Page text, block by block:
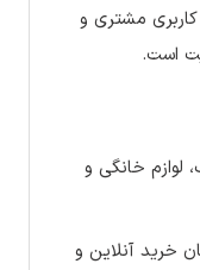
مشتری و
است.
لوازم خانگی و
خرید آنلاین و